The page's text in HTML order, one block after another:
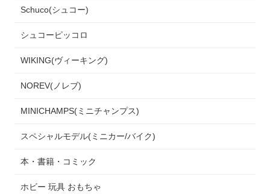
Schuco(シュコー)
シュコーピッコロ
WIKING(ヴィーキング)
NOREV(ノレブ)
MINICHAMPS(ミニチャンプス)
スペシャルモデル(ミニカー/バイク)
本・書籍・コミック
ホビー 玩具 おもちゃ